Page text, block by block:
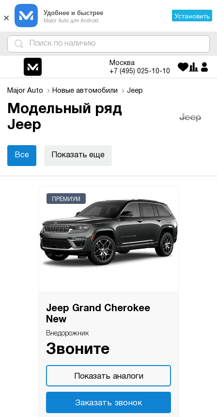
4
1
3
2
Москва
+7 (495) 025-10-10
Major Auto Новые автомобили Jeep
Модельный ряд
Jeep
Все Показать еще
ПРЕМИУМ
Jeep Grand Cherokee
New
Внедорожник
Звоните
Показать аналоги
Заказать звонок
× Удобнее и быстрее
Major Auto для Android Установить